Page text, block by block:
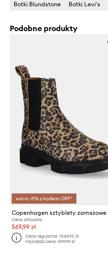
Botki Blundstone
Botki Levi's
Podobne produkty
extra -5% z kodem: OFF*
Copenhagen sztyblety zamszowe
Cena aktualna:
569,99 zł
Cena regularna:1069,90 zł
Najniższa cena:599,99 zł